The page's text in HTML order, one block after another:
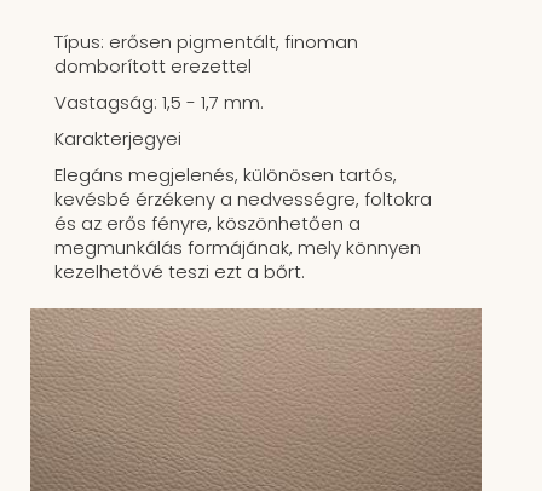
Típus: erősen pigmentált, finoman
domborított erezettel
Vastagság: 1,5 - 1,7 mm.
Karakterjegyei
Elegáns megjelenés, különösen tartós,
kevésbé érzékeny a nedvességre, foltokra
és az erős fényre, köszönhetően a
megmunkálás formájának, mely könnyen
kezelhetővé teszi ezt a bőrt.